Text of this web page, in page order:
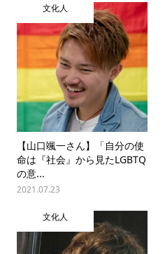
文化人
【山口颯一さん】「自分の使
命は『社会』から見たLGBTQ
の意...
2021.07.23
文化人